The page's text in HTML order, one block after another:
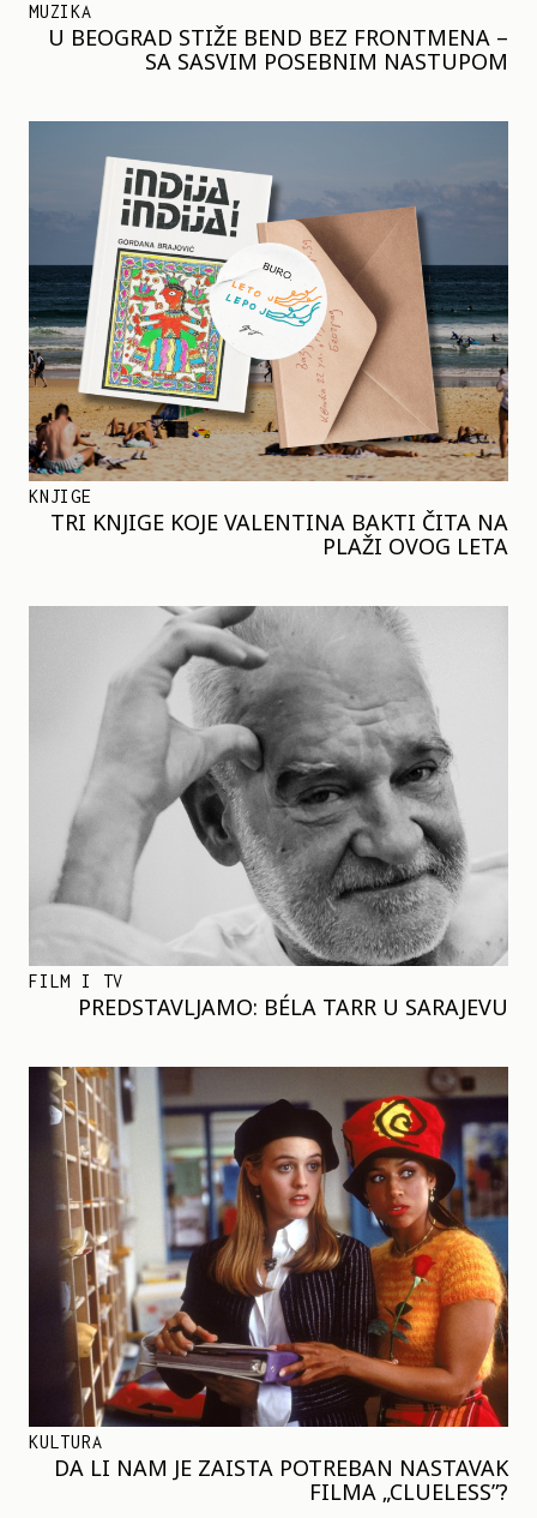
MUZIKA
U BEOGRAD STIŽE BEND BEZ FRONTMENA –
SA SASVIM POSEBNIM NASTUPOM
KNJIGE
TRI KNJIGE KOJE VALENTINA BAKTI ČITA NA
PLAŽI OVOG LETA
FILM I TV
PREDSTAVLJAMO: BÉLA TARR U SARAJEVU
KULTURA
DA LI NAM JE ZAISTA POTREBAN NASTAVAK
FILMA „CLUELESS”?